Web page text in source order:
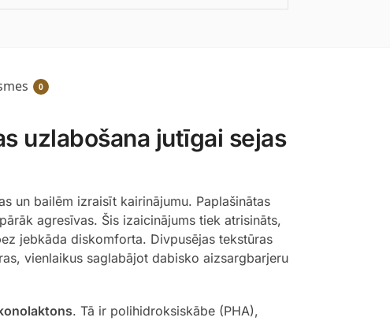
0
uzlabošana jutīgai sejas
un bailēm izraisīt kairinājumu. Paplašinātas
agresīvas. Šis izaicinājums tiek atrisināts,
jebkāda diskomforta. Divpusējas tekstūras
vienlaikus saglabājot dabisko aizsargbarjeru
. Tā ir polihidroksiskābe (PHA),